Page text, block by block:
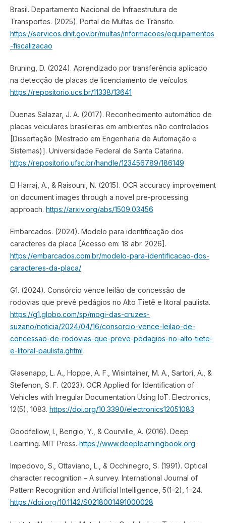
Brasil. Departamento Nacional de Infraestrutura de
Transportes. (2025). Portal de Multas de Trânsito.
https://servicos.dnit.gov.br/multas/informacoes/equipamentos
-fiscalizacao
Bruning, D. (2024). Aprendizado por transferência aplicado
na detecção de placas de licenciamento de veículos.
https://repositorio.ucs.br/11338/13641
Duenas Salazar, J. A. (2017). Reconhecimento automático de
placas veiculares brasileiras em ambientes não controlados
[Dissertação (Mestrado em Engenharia de Automação e
Sistemas)]. Universidade Federal de Santa Catarina.
https://repositorio.ufsc.br/handle/123456789/186149
El Harraj, A., & Raisouni, N. (2015). OCR accuracy improvement
on document images through a novel pre-processing
approach. https://arxiv.org/abs/1509.03456
Embarcados. (2024). Modelo para identificação dos
caracteres da placa [Acesso em: 18 abr. 2026].
https://embarcados.com.br/modelo-para-identificacao-dos-
caracteres-da-placa/
G1. (2024). Consórcio vence leilão de concessão de
rodovias que prevê pedágios no Alto Tietê e litoral paulista.
https://g1.globo.com/sp/mogi-das-cruzes-
suzano/noticia/2024/04/16/consorcio-vence-leilao-de-
concessao-de-rodovias-que-preve-pedagios-no-alto-tiete-
e-litoral-paulista.ghtml
Glasenapp, L. A., Hoppe, A. F., Wisintainer, M. A., Sartori, A., &
Stefenon, S. F. (2023). OCR Applied for Identification of
Vehicles with Irregular Documentation Using IoT. Electronics,
12(5), 1083. https://doi.org/10.3390/electronics12051083
Goodfellow, I., Bengio, Y., & Courville, A. (2016). Deep
Learning. MIT Press. https://www.deeplearningbook.org
Impedovo, S., Ottaviano, L., & Occhinegro, S. (1991). Optical
character recognition – A survey. International Journal of
Pattern Recognition and Artificial Intelligence, 5(1–2), 1–24.
https://doi.org/10.1142/S0218001491000028